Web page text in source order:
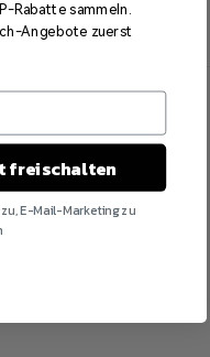
Rabatte sammeln.
Angebote zuerst
freischalten
E-Mail-Marketing zu